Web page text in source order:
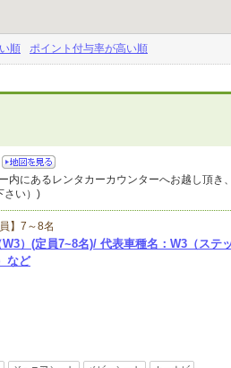
順 ポイント付与率が高い順
内にあるレンタカーカウンターへお越し頂き
さい）)
員】7～8名
）(定員7~8名)/ 代表車種名：W3（ステ
など